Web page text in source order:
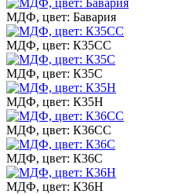
МДФ, цвет: Бавария
МДФ, цвет: К35СС
МДФ, цвет: К35С
МДФ, цвет: К35Н
МДФ, цвет: К36СС
МДФ, цвет: К36С
МДФ, цвет: К36Н